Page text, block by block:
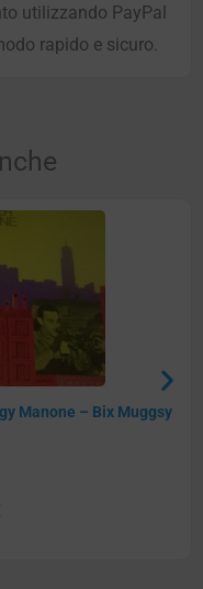
utilizzando PayPal
rapido e sicuro.
Manone – Bix Muggsy